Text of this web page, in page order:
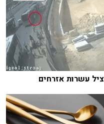
עשרות אזרחים